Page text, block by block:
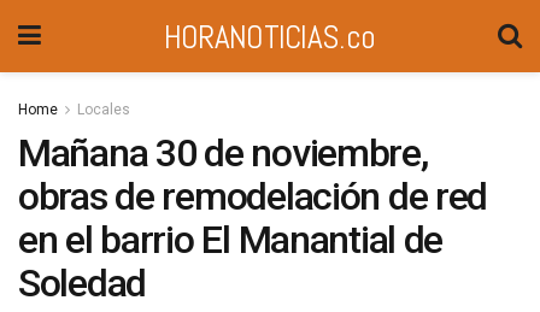
HORANOTICIAS.co
Home Locales
Mañana 30 de noviembre,
obras de remodelación de red
en el barrio El Manantial de
Soledad